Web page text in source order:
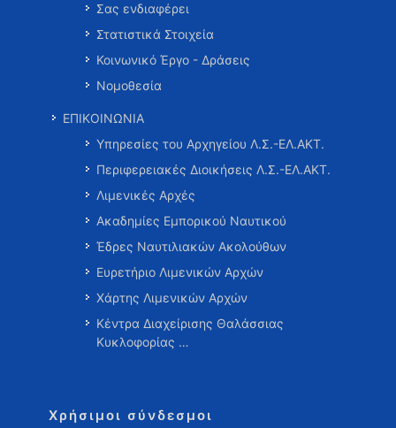
Σας ενδιαφέρει
Στατιστικά Στοιχεία
Κοινωνικό Έργο - Δράσεις
Νομοθεσία
ΕΠΙΚΟΙΝΩΝΙΑ
Υπηρεσίες του Αρχηγείου Λ.Σ.-ΕΛ.ΑΚΤ.
Περιφερειακές Διοικήσεις Λ.Σ.-ΕΛ.ΑΚΤ.
Λιμενικές Αρχές
Ακαδημίες Εμπορικού Ναυτικού
Έδρες Ναυτιλιακών Ακολούθων
Ευρετήριο Λιμενικών Αρχών
Χάρτης Λιμενικών Αρχών
Κέντρα Διαχείρισης Θαλάσσιας
Κυκλοφορίας …
Χρήσιμοι σύνδεσμοι